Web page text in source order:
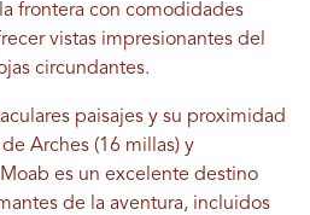
frontera con comodidades
vistas impresionantes del
circundantes.
paisajes y su proximidad
Arches (16 millas) y
es un excelente destino
de la aventura, incluidos